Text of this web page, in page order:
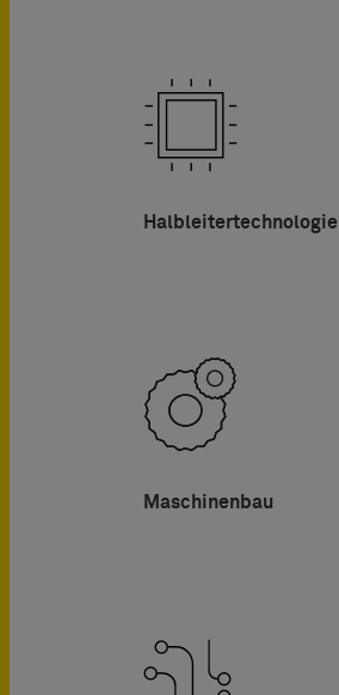
Halbleitertechnologie
Maschinenbau